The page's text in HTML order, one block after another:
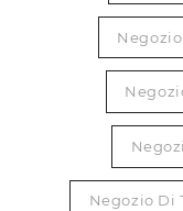
Negozio Di